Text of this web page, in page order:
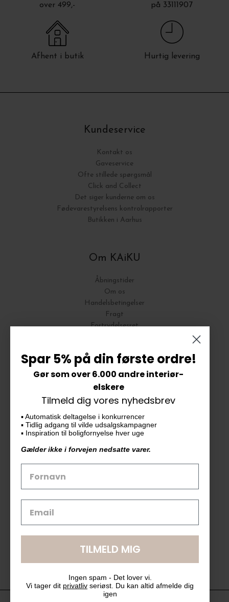
over 499,-
på 33111907
Afhent i butik Hurtig levering
Kundeservice
Kontakt os
Gaveservice
Ofte stillede spørgsmål
Click and Collect
Det siger kunderne om os
Fødevarestyrelsens kontrolrapporter
Butikken i Aarhus
Om KAiKU
Åbningstider
Om os
Handelsbetingelser
Fragt
Fortrydelsesret
Vores butik
KAiKU ApS
Langdalsvej 46, bygning 7
8220 Brabrand
Tlf. 33 11 19 07
CVR-nr. 30715349
Spar 5% på din første ordre!
Gør som over 6.000 andre interiør-
elskere
Tilmeld dig vores nyhedsbrev
▪️ Automatisk deltagelse i konkurrencer
▪️ Tidlig adgang til vilde udsalgskampagner
▪️ Inspiration til boligfornyelse hver uge
Gælder ikke i forvejen nedsatte varer.
TILMELD MIG
Ingen spam - Det lover vi.
Vi tager dit privatliv seriøst. Du kan altid afmelde dig
igen